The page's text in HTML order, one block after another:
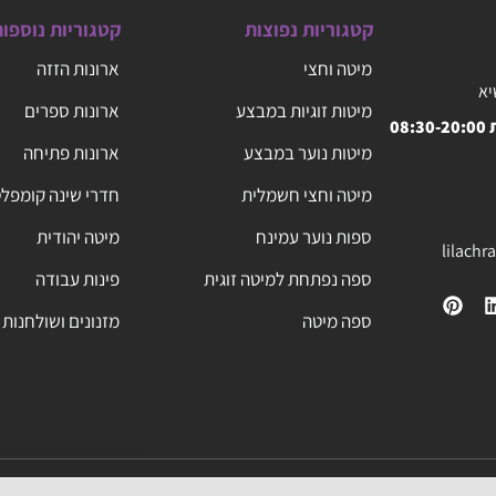
קטגוריות נפוצות
מיטה וחצי
מיטות זוגיות במבצע
מיטות נוער במבצע
מיטה וחצי חשמלית
ספות נוער עמינח
ספה נפתחת למיטה זוגית
ספה מיטה
קטגוריות
ארונות הזזה
ארונות ספרים
ארונות פתיחה
חדרי שינה
מיטה יהודית
פינות עבודה
מזנונים ושולחנות